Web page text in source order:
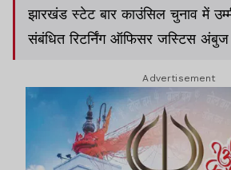
झारखंड स्टेट बार काउंसिल चुनाव में
संबंधित रिटर्निंग ऑफिसर जस्टिस
समिति ने खारिज कर दी है.
Advertisement